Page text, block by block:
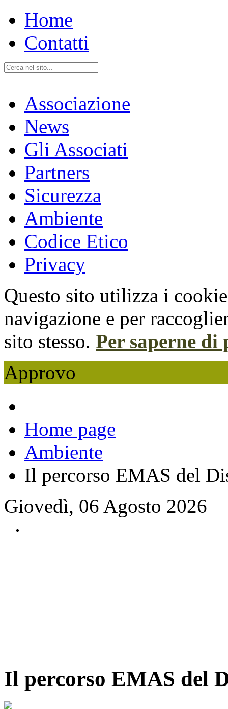
Home
Contatti
Associazione
News
Gli Associati
Partners
Sicurezza
Ambiente
Codice Etico
Privacy
Questo sito utilizza i
navigazione e per
sito stesso. Per saperne di
Approvo
Home page
Ambiente
Il percorso EMAS del
Giovedì, 06 Agosto 2026
Il percorso EMAS del